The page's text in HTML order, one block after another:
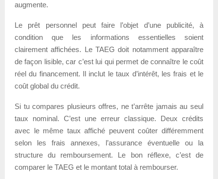
augmente.
Le prêt personnel peut faire l’objet d’une publicité, à
condition que les informations essentielles soient
clairement affichées. Le TAEG doit notamment apparaître
de façon lisible, car c’est lui qui permet de connaître le coût
réel du financement. Il inclut le taux d’intérêt, les frais et le
coût global du crédit.
Si tu compares plusieurs offres, ne t’arrête jamais au seul
taux nominal. C’est une erreur classique. Deux crédits
avec le même taux affiché peuvent coûter différemment
selon les frais annexes, l’assurance éventuelle ou la
structure du remboursement. Le bon réflexe, c’est de
comparer le TAEG et le montant total à rembourser.